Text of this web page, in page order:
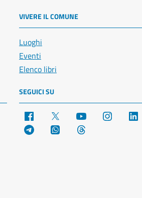
VIVERE IL COMUNE
Luoghi
Eventi
Elenco libri
SEGUICI SU
Facebook YouTube Instagram
Telegram WhatsApp